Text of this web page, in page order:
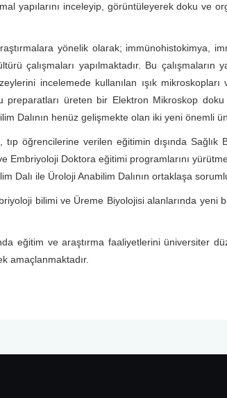
yapılarını inceleyip, görüntüleyerek doku ve
yönelik olarak; immünohistokimya,
çalışmaları yapılmaktadır. Bu
incelemede kullanılan ışık
üreten bir Elektron Mikroskop doku
Dalının henüz gelişmekte olan iki yeni önemli
tıp öğrencilerine verilen eğitimin dışında
Embriyoloji Doktora eğitimi programlarını
Dalı ile Üroloji Anabilim Dalının ortaklaşa
bilimi ve Üreme Biyolojisi alanlarında
eğitim ve araştırma faaliyetlerini üniversiter
amaçlanmaktadır.